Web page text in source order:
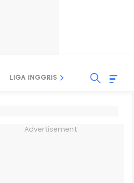
LIGA INGGRIS LIGA ITALIA
Advertisement